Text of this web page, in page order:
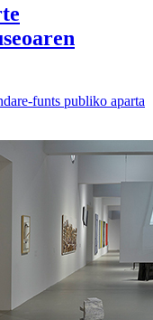
funts publiko aparta